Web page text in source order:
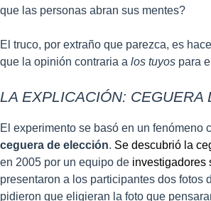
que las personas abran sus mentes?
El truco, por extraño que parezca, es
que la opinión contraria a los tuyos para
LA EXPLICACIÓN: CEGUERA
El experimento se basó en un fenómeno
ceguera de elección. Se descubrió la
en 2005 por un equipo de investigadores
presentaron a los participantes dos fotos
pidieron que eligieran la foto que